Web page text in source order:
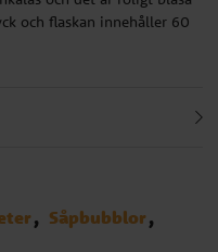
och flaskan innehåller 60
Såpbubblor